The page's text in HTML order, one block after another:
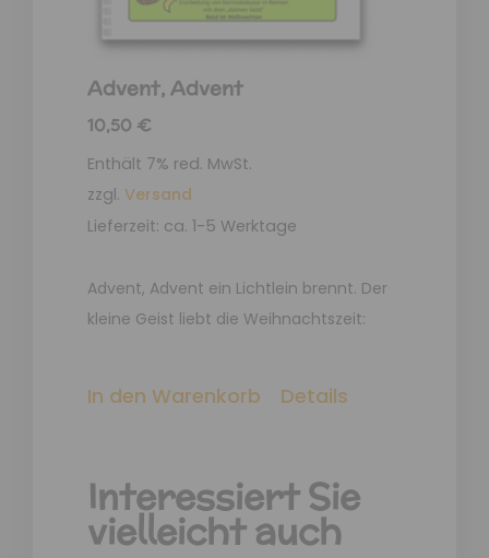
Advent, Advent
10,50 €
Enthält 7% red. MwSt.
zzgl. Versand
Lieferzeit: ca. 1-5 Werktage
Advent, Advent ein Lichtlein brennt. Der
kleine Geist liebt die Weihnachtszeit:
In den Warenkorb Details
Interessiert Sie
vielleicht auch